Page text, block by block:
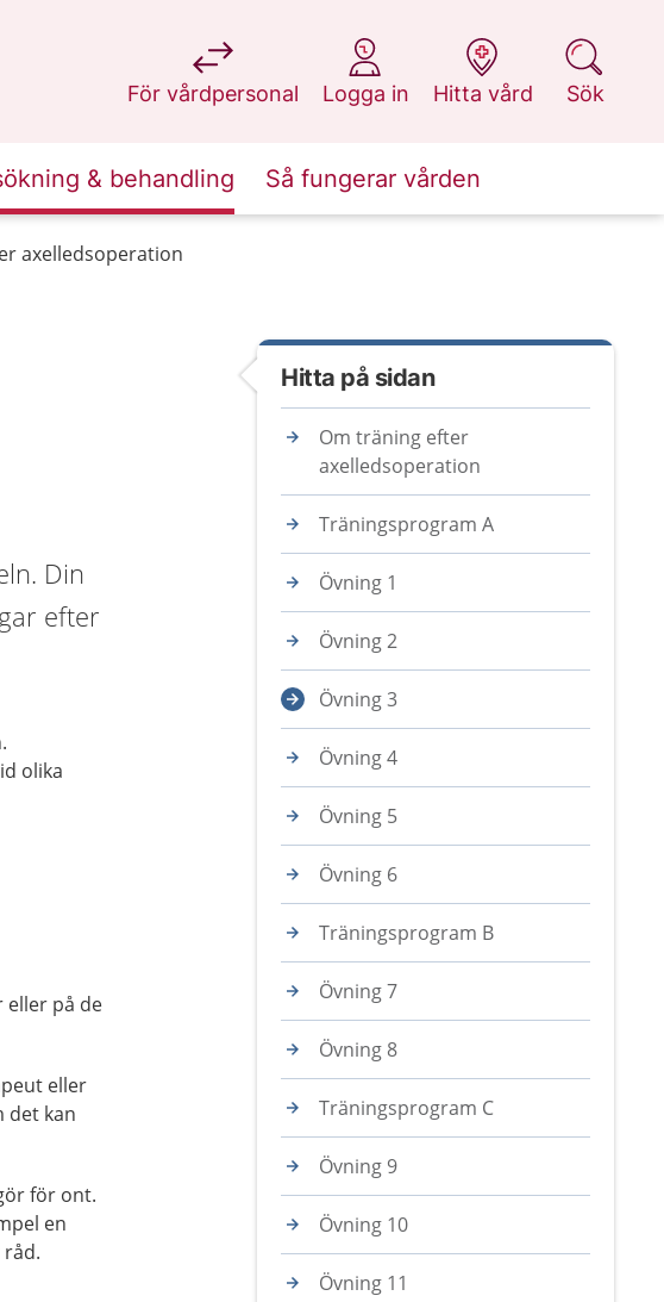
För vårdpersonal
på 1177.se
Logga in
på 1177.se
Hitta vård
på 1177.se
Sök
på 1177.se
& behandling Så fungerar vården
axelledsoperation
Din
efter
olika
eller på de
eller
det kan
för ont.
en
Hitta på sidan
Om träning efter
axelledsoperation
Träningsprogram A
Övning 1
Övning 2
Övning 3
Övning 4
Övning 5
Övning 6
Träningsprogram B
Övning 7
Övning 8
Träningsprogram C
Övning 9
Övning 10
Övning 11